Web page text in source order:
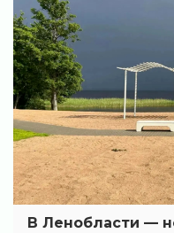
В Ленобласти —